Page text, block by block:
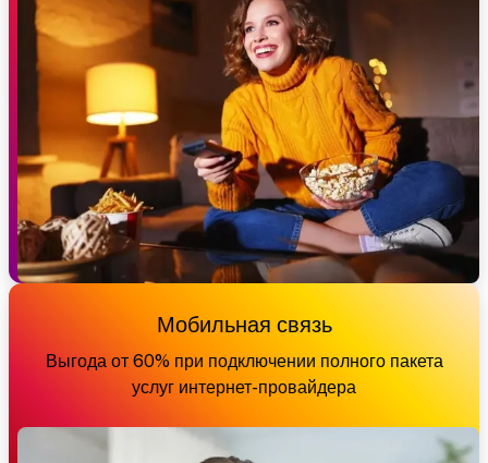
Мобильная связь
Выгода от 60% при подключении полного пакета
услуг интернет-провайдера